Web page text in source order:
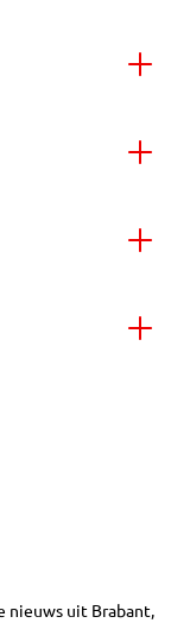
nieuws uit Brabant,